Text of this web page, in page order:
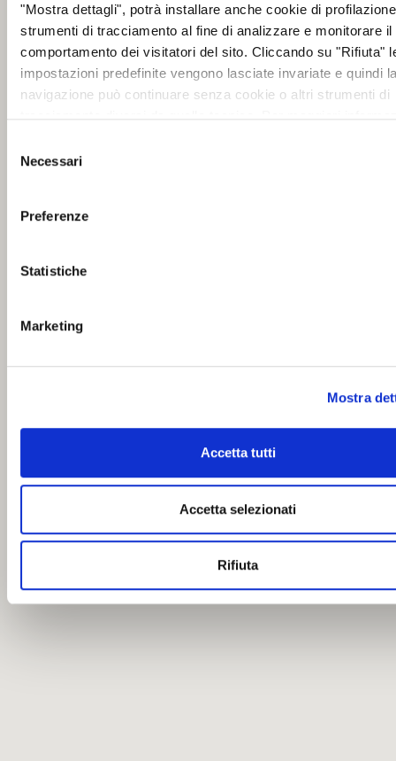
"Mostra dettagli", potrà installare anche cookie di
strumenti di tracciamento al fine di analizzare e monitorare il
comportamento dei visitatori del sito. Cliccando su "Rifiuta"
impostazioni predefinite vengono lasciate invariate e quindi
navigazione può continuare senza cookie o altri strumenti di
delNecessari
Preferenze
Statistiche
Marketing
Mostra
Accetta tutti
Accetta selezionati
Rifiuta